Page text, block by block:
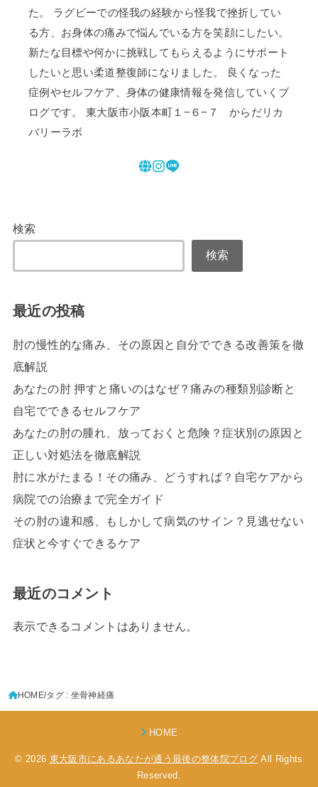
た。 ラグビーでの怪我の経験から怪我で挫折してい
る方、お身体の痛みで悩んでいる方を笑顔にしたい。
新たな目標や何かに挑戦してもらえるようにサポート
したいと思い柔道整復師になりました。 良くなった
症例やセルフケア、身体の健康情報を発信していくブ
ログです。 東大阪市小阪本町１−６−７ からだリカ
バリーラボ
検索
検索
最近の投稿
肘の慢性的な痛み、その原因と自分でできる改善策を徹
底解説
あなたの肘 押すと痛いのはなぜ？痛みの種類別診断と
自宅でできるセルフケア
あなたの肘の腫れ、放っておくと危険？症状別の原因と
正しい対処法を徹底解説
肘に水がたまる！その痛み、どうすれば？自宅ケアから
病院での治療まで完全ガイド
その肘の違和感、もしかして病気のサイン？見逃せない
症状と今すぐできるケア
最近のコメント
表示できるコメントはありません。
HOME タグ : 坐骨神経痛
HOME
© 2026 東大阪市にあるあなたが通う最後の整体院ブログAll Rights
Reserved.